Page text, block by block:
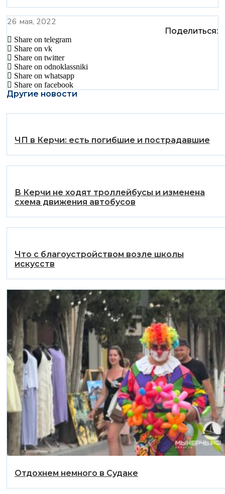
26 мая, 2022
Поделиться:
Share on telegram
Share on vk
Share on twitter
Share on odnoklassniki
Share on whatsapp
Share on facebook
Другие новости
️ЧП в Керчи: есть погибшие и пострадавшие
В Керчи не ходят троллейбусы и изменена
схема движения автобусов
Что с благоустройством возле школы
искусств
Отдохнем немного в Судаке